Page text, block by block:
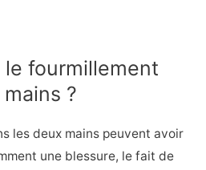
le fourmillement
?
les deux mains peuvent avoir
une blessure, le fait de